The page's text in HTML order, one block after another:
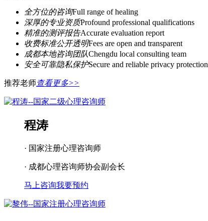
全方位的咨询Full range of healing
深厚的专业资质Profound professional qualifications
精准的测评报告Accurate evaluation report
收费标准公开透明Fees are open and transparent
成都本地咨询团队Chengdu local consulting team
安全可靠隐私保护Secure and reliable privacy protection
推荐老师查看更多>>
程涛
· 国家注册心理咨询师
· 成都心理咨询师协会副会长
马上咨询我要预约